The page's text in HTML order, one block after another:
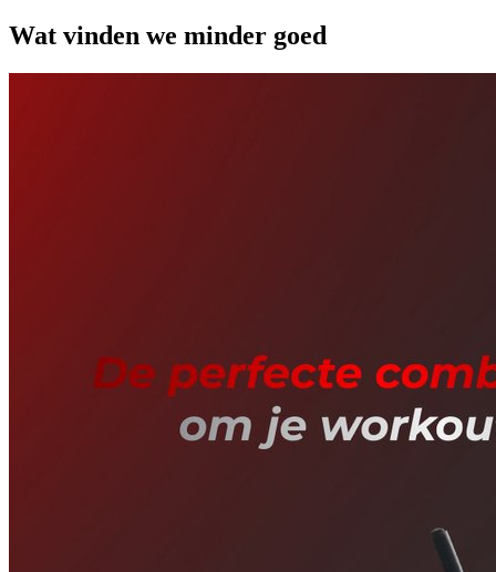
Wat vinden we minder goed